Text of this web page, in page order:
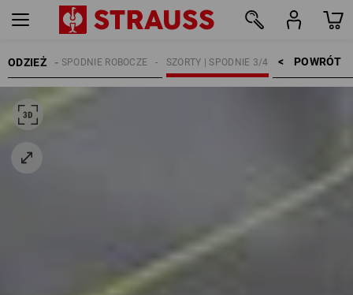
ODZIEŻ POWRÓT    >
SZORTY | SPODNIE 3/4
SPODNIE ROBOCZE